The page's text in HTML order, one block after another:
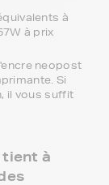
à
à prix
neopost
Si
il vous suffit
tient à